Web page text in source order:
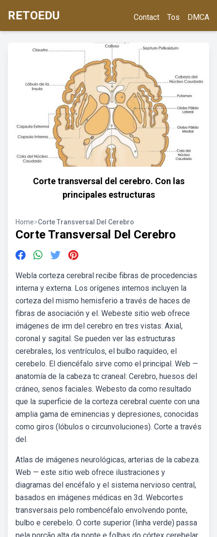
RETOEDU Contact Tos DMCA
Corte transversal del cerebro. Con las
principales estructuras
Home>Corte Transversal Del Cerebro
Corte Transversal Del Cerebro
Webla corteza cerebral recibe fibras de procedencias
interna y externa. Los orígenes internos incluyen la
corteza del mismo hemisferio a través de haces de
fibras de asociación y el. Webeste sitio web ofrece
imágenes de irm del cerebro en tres vistas: Axial,
coronal y sagital. Se pueden ver las estructuras
cerebrales, los ventrículos, el bulbo raquídeo, el
cerebelo. El diencéfalo sirve como el principal. Web —
anatomía de la cabeza tc craneal: Cerebro, huesos del
cráneo, senos faciales. Webesto da como resultado
que la superficie de la corteza cerebral cuente con una
amplia gama de eminencias y depresiones, conocidas
como giros (lóbulos o circunvoluciones). Corte a través
del.
Atlas de imágenes neurológicas, arterias de la cabeza.
Web — este sitio web ofrece ilustraciones y
diagramas del encéfalo y el sistema nervioso central,
basados en imágenes médicas en 3d. Webcortes
transversais pelo rombencéfalo envolvendo ponte,
bulbo e cerebelo. O corte superior (linha verde) passa